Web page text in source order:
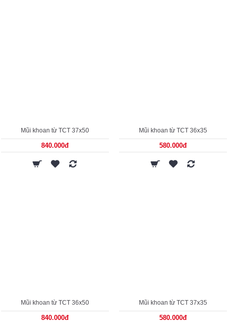
Mũi khoan từ TCT 37x50
840.000đ
Mũi khoan từ TCT 36x35
580.000đ
Mũi khoan từ TCT 36x50
840.000đ
Mũi khoan từ TCT 37x35
580.000đ